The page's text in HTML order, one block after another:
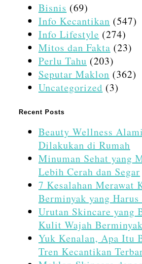
Bisnis (69)
Info Kecantikan (547)
Info Lifestyle (274)
Mitos dan Fakta (23)
Perlu Tahu (203)
Seputar Maklon (362)
Uncategorized (3)
Recent Posts
Beauty Wellness
Dilakukan di Rumah
Minuman Sehat yang
Lebih Cerah dan Segar
7 Kesalahan Merawat
Berminyak yang
Urutan Skincare yang
Kulit Wajah Berminyak
Yuk Kenalan, Apa Itu
Tren Kecantikan